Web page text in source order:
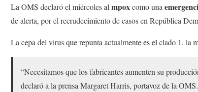
La OMS declaró el miércoles al mpoxcomo una
de alerta, por el recrudecimiento de casos en República
La cepa del virus que repunta actualmente es el clado 1, la
“Necesitamos que los fabricantes aumenten su
declaró a la prensa Margaret Harris, portavoz de la OMS.